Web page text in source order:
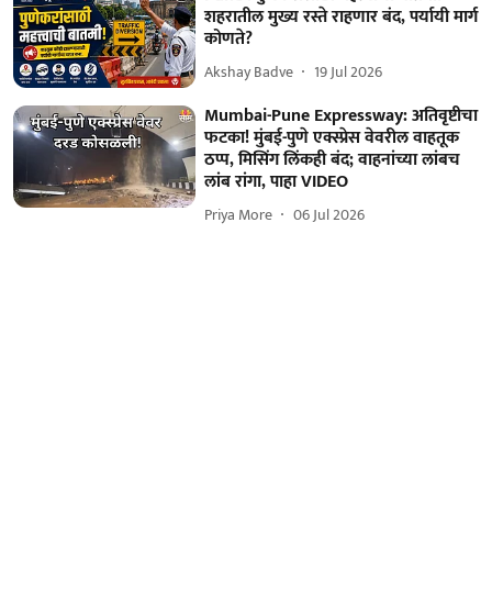
शहरातील मुख्य रस्ते राहणार बंद, पर्यायी मार्ग
कोणते?
Akshay Badve 19 Jul 2026
Mumbai-Pune Expressway: अतिवृष्टीचा
फटका! मुंबई-पुणे एक्स्प्रेस वेवरील वाहतूक
ठप्प, मिसिंग लिंकही बंद; वाहनांच्या लांबच
लांब रांगा, पाहा VIDEO
Priya More 06 Jul 2026